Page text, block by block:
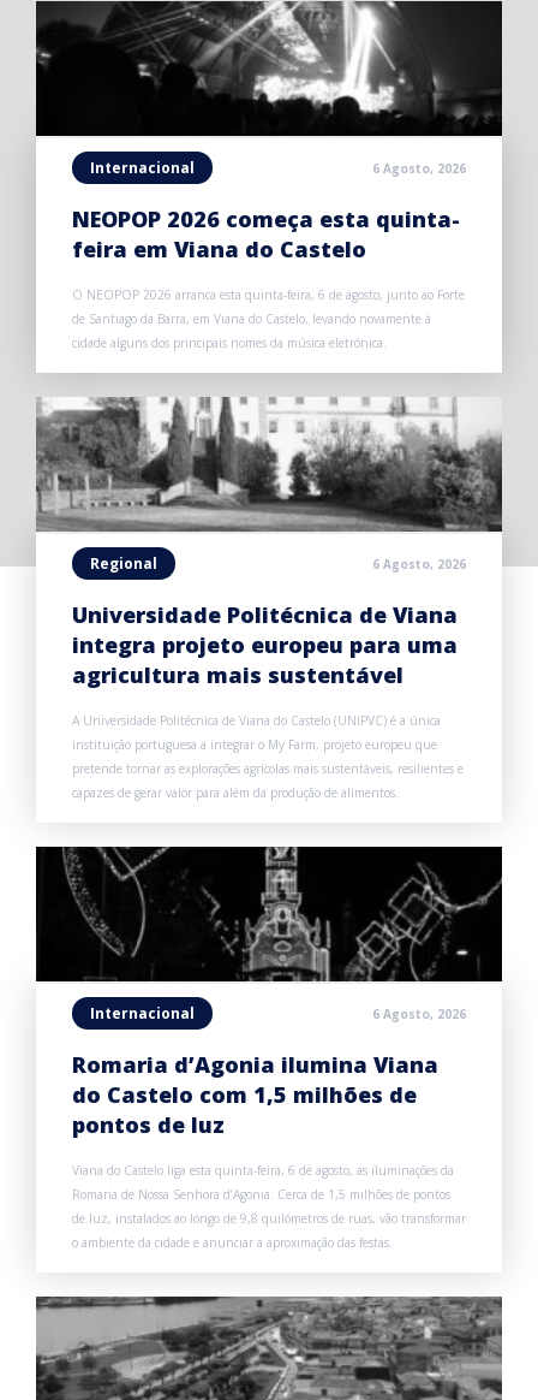
Internacional 6 Agosto, 2026
NEOPOP 2026 começa esta quinta-
feira em Viana do Castelo
O NEOPOP 2026 arranca esta quinta-feira, 6 de agosto, junto ao Forte
de Santiago da Barra, em Viana do Castelo, levando novamente à
cidade alguns dos principais nomes da música eletrónica.
Regional 6 Agosto, 2026
Universidade Politécnica de Viana
integra projeto europeu para uma
agricultura mais sustentável
A Universidade Politécnica de Viana do Castelo (UNIPVC) é a única
instituição portuguesa a integrar o My Farm, projeto europeu que
pretende tornar as explorações agrícolas mais sustentáveis, resilientes e
capazes de gerar valor para além da produção de alimentos.
Internacional 6 Agosto, 2026
Romaria d’Agonia ilumina Viana
do Castelo com 1,5 milhões de
pontos de luz
Viana do Castelo liga esta quinta-feira, 6 de agosto, as iluminações da
Romaria de Nossa Senhora d’Agonia. Cerca de 1,5 milhões de pontos
de luz, instalados ao longo de 9,8 quilómetros de ruas, vão transformar
o ambiente da cidade e anunciar a aproximação das festas.